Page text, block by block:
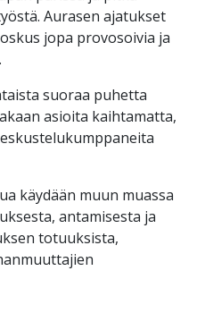
Aurasen ajatukset
jopa provosoivia ja
suoraa puhetta
asioita kaihtamatta,
käydään muun muassa
antamisesta ja
totuuksista,